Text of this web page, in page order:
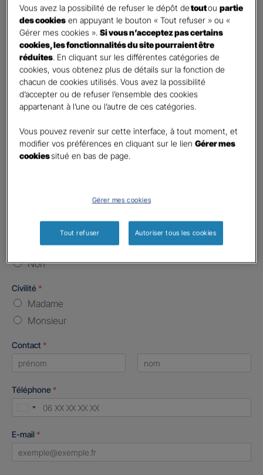
Etes-vous déjà titulaire d’un contrat Retraite ? *
Oui
Non
Quel est votre statut professionnel ?*
TNS (Travailleur non salarié)
Salarié
Le saviez-vous ?
Le PER individuel est un produit d'épargne à long terme qui vous permet d'obtenir une
Vos informations :
Etes-vous déjà client Gan assurances ?*
Oui
Non
Civilité *
Madame
Monsieur
Contact *
Téléphone *
United
+1
E-mail *
Vous avez la possibilité de refuser le dépôt detoutoupartie
des cookies en appuyant le bouton « Tout refuser » ou «
Gérer mes cookies ».Si vous n’acceptez pas certains
cookies, les fonctionnalités du site pourraient être
réduites. En cliquant sur les différentes catégories de
cookies, vous obtenez plus de détails sur la fonction de
chacun de cookies utilisés. Vous avez la possibilité
d’accepter ou de refuser l’ensemble des cookies
appartenant à l’une ou l’autre de ces catégories.
Vous pouvez revenir sur cette interface, à tout moment, et
modifier vos préférences en cliquant sur le lienGérer mes
cookiessitué en bas de page.
Gérer mes cookies
Tout refuser Autoriser tous les cookies